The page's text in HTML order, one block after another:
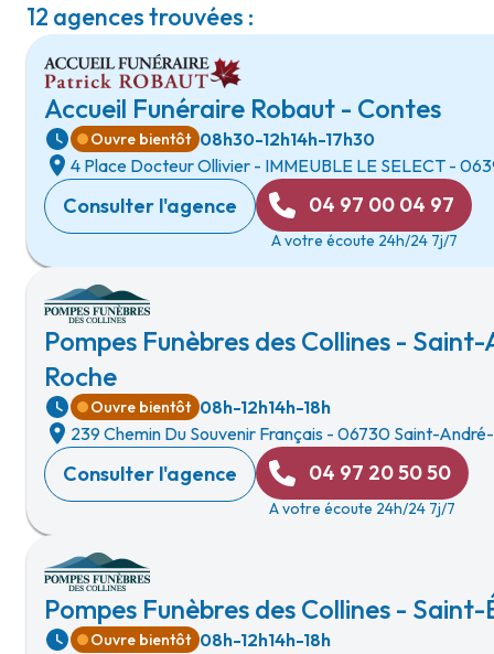
12 agences trouvées :
Accueil Funéraire Robaut - Contes
Ouvre bientôt 08h30-12h14h-17h30
4 Place Docteur Ollivier - IMMEUBLE LE SELECT -
Consulter l'agence 04 97 00 04 97
A votre écoute 24h/24 7j/7
Pompes Funèbres des Collines -
Roche
Ouvre bientôt 08h-12h14h-18h
239 Chemin Du Souvenir Français - 06730 Saint-
Consulter l'agence 04 97 20 50 50
A votre écoute 24h/24 7j/7
Pompes Funèbres des Collines -
Ouvre bientôt 08h-12h14h-18h